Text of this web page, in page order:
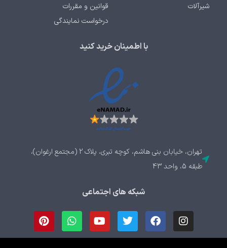
شیرآلات
قوانین و مقررات
درخواست نمایندگی
با اطمینان خرید کنید
تهران، خیابان بنی هاشم، کوچه تبری، پلاک 2 (مجتمع ارغوان)،
طبقه 5، واحد 43
شبکه های اجتماعی